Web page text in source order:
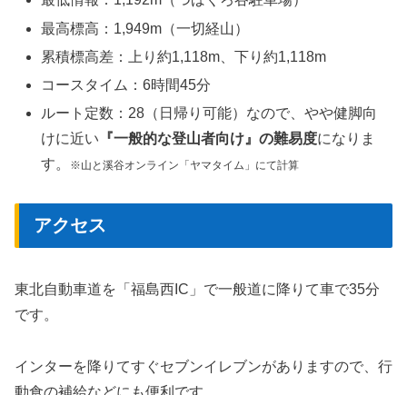
最高標高：1,949m（一切経山）
累積標高差：上り約1,118m、下り約1,118m
コースタイム：6時間45分
ルート定数：28（日帰り可能）なので、やや健脚向
けに近い 『一般的な登山者向け』の難易度になりま
す。
※山と溪谷オンライン「ヤマタイム」にて計算
アクセス
東北自動車道を「福島西IC」で一般道に降りて車で35分
です。
インターを降りてすぐセブンイレブンがありますので、行